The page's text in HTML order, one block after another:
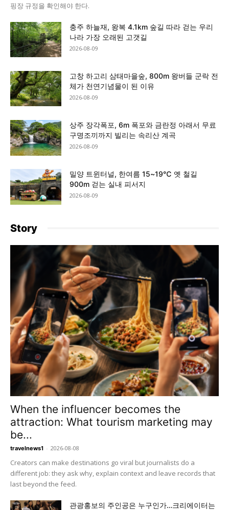
핑장 규정을 확인해야 한다.
충주 하늘재, 왕복 4.1km 숲길 따라 걷는 우리
나라 가장 오래된 고갯길
2026-08-09
고창 하고리 삼태마을숲, 800m 왕버들 군락 전
체가 천연기념물이 된 이유
2026-08-09
상주 장각폭포, 6m 폭포와 금란정 아래서 무료
구명조끼까지 빌리는 속리산 계곡
2026-08-09
밀양 트윈터널, 한여름 15~19℃ 옛 철길
900m 걷는 실내 피서지
2026-08-09
Story
When the influencer becomes the
attraction: What tourism marketing may
be...
travelnews1 - 2026-08-08
Creators can make destinations go viral but journalists do a
different job: they ask why, explain context and leave records that
last beyond the feed.
관광홍보의 주인공은 누구인가…크리에이터는